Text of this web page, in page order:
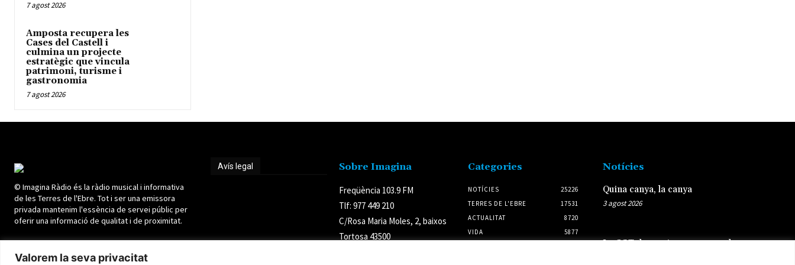
Valorem la seva privacitat
7 agost 2026
Amposta recupera les
Cases del Castell i
culmina un projecte
estratègic que vincula
patrimoni, turisme i
gastronomia
7 agost 2026
© Imagina Ràdio és la ràdio musical i informativa
de les Terres de l'Ebre. Tot i ser una emissora
privada mantenim l'essència de servei públic per
oferir una informació de qualitat i de proximitat.
Avís legal Sobre Imagina
Freqüència 103.9 FM
Tlf: 977 449 210
C/Rosa Maria Moles, 2, baixos
Tortosa 43500
Categories
NOTÍCIES
25226
TERRES DE L'EBRE
17531
ACTUALITAT
8720
VIDA
5877
Notícies
Quina canya, la canya
3 agost 2026
La CGT denuncia mancances de